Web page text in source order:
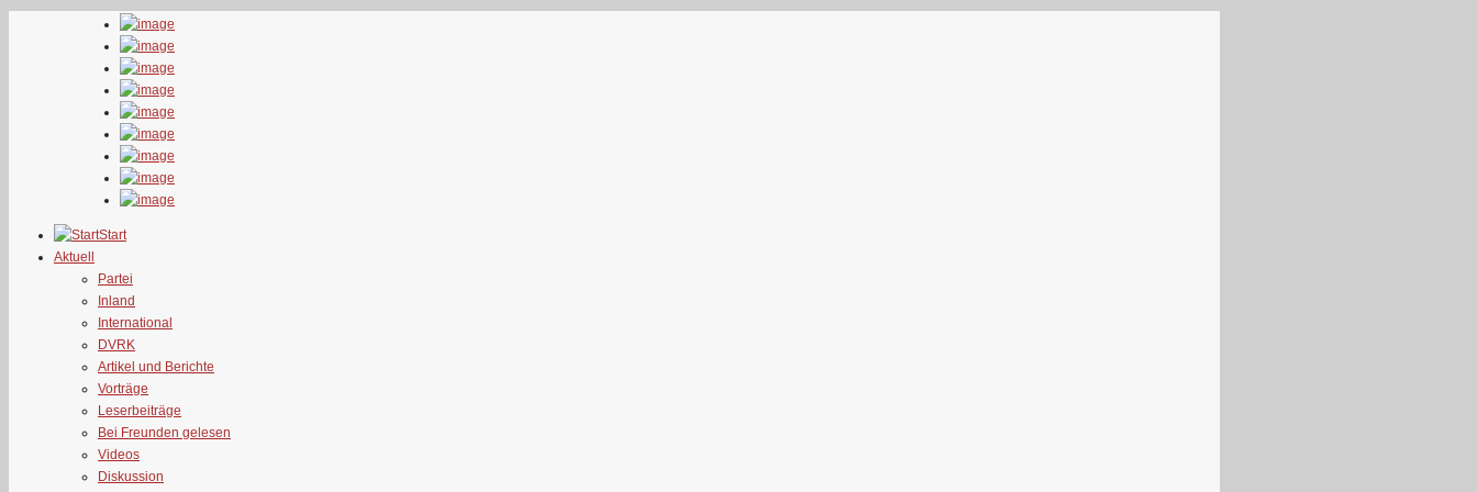
Start
Aktuell
Partei
Inland
International
DVRK
Artikel und Berichte
Vorträge
Leserbeiträge
Bei Freunden gelesen
Videos
Diskussion